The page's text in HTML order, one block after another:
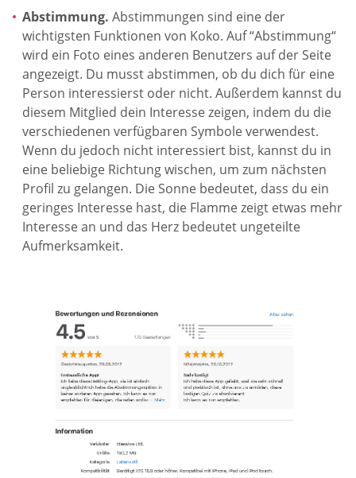
Abstimmung. Abstimmungen sind eine der
wichtigsten Funktionen von Koko. Auf “Abstimmung“
wird ein Foto eines anderen Benutzers auf der Seite
angezeigt. Du musst abstimmen, ob du dich für eine
Person interessierst oder nicht. Außerdem kannst du
diesem Mitglied dein Interesse zeigen, indem du die
verschiedenen verfügbaren Symbole verwendest.
Wenn du jedoch nicht interessiert bist, kannst du in
eine beliebige Richtung wischen, um zum nächsten
Profil zu gelangen. Die Sonne bedeutet, dass du ein
geringes Interesse hast, die Flamme zeigt etwas mehr
Interesse an und das Herz bedeutet ungeteilte
Aufmerksamkeit.